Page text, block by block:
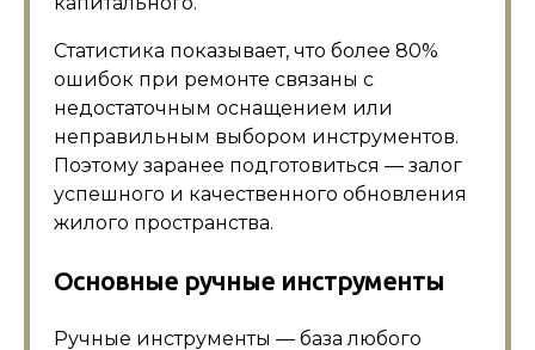
Статистика показывает, что более 80%
ошибок при ремонте связаны с
недостаточным оснащением или
неправильным выбором инструментов.
Поэтому заранее подготовиться — залог
успешного и качественного обновления
жилого пространства.
Основные ручные инструменты
Ручные инструменты — база любого